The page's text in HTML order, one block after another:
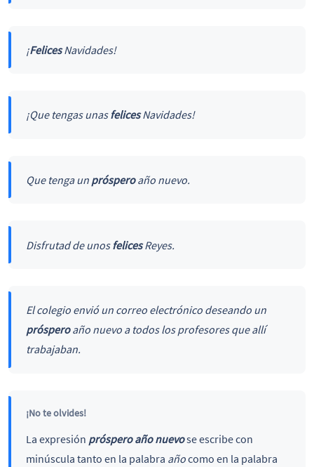
¡FelicesNavidades!
¡Que tengas unasfelicesNavidades!
Que tenga un prósperoaño nuevo.
Disfrutad de unosfelicesReyes.
El colegio envió un correo electrónico deseando un
prósperoaño nuevo a todos los profesores que allí
trabajaban.
¡No te olvides!
La expresión próspero año nuevose escribe con
minúscula tanto en la palabra añocomo en la palabra